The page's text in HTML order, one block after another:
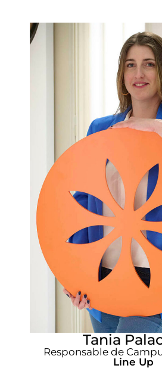
Tania
Responsable de
Line Up